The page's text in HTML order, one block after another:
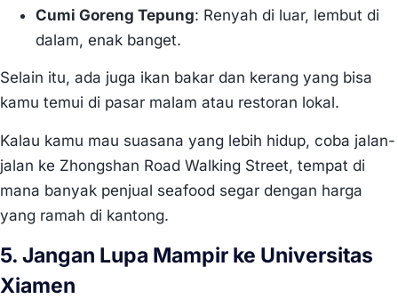
Cumi Goreng Tepung: Renyah di luar, lembut di
dalam, enak banget.
Selain itu, ada juga ikan bakar dan kerang yang bisa
kamu temui di pasar malam atau restoran lokal.
Kalau kamu mau suasana yang lebih hidup, coba jalan-
jalan ke Zhongshan Road Walking Street, tempat di
mana banyak penjual seafood segar dengan harga
yang ramah di kantong.
5. Jangan Lupa Mampir ke Universitas
Xiamen